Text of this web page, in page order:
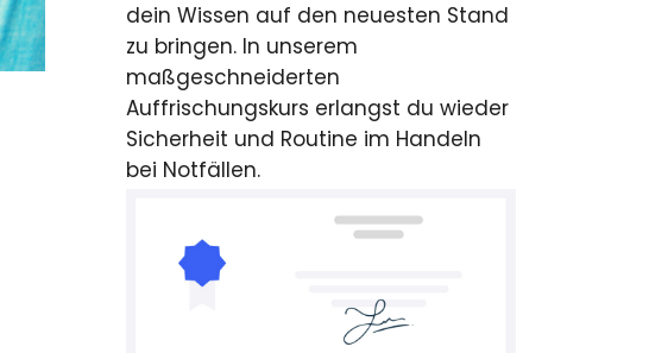
dein Wissen auf den neuesten Stand
zu bringen. In unserem
maßgeschneiderten
Auffrischungskurs erlangst du wieder
Sicherheit und Routine im Handeln
bei Notfällen.